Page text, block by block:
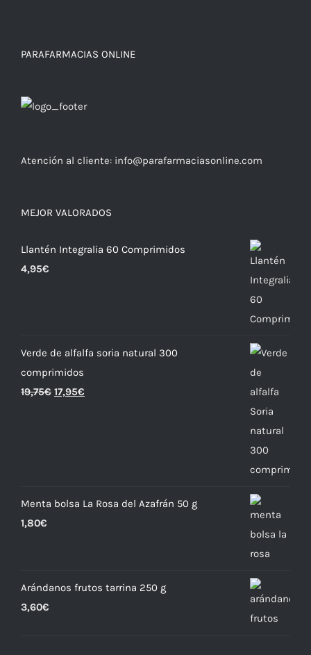
PARAFARMACIAS ONLINE
Atención al cliente: info@parafarmaciasonline.com
MEJOR VALORADOS
Llantén Integralia 60 Comprimidos
4,95€
Verde de alfalfa soria natural 300
comprimidos
19,75€ 17,95€
Menta bolsa La Rosa del Azafrán 50 g
1,80€
Arándanos frutos tarrina 250 g
3,60€